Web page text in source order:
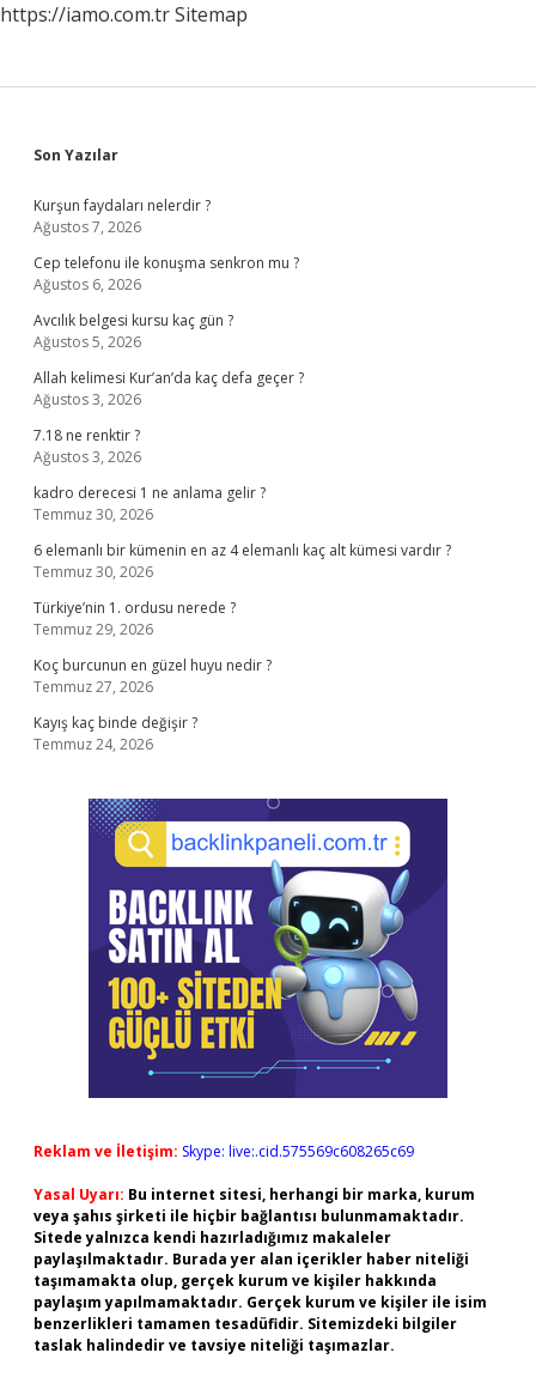
https://iamo.com.trSitemap
Sidebar
Son Yazılar
Kurşun faydaları nelerdir ?
Ağustos 7, 2026
Cep telefonu ile konuşma senkron mu ?
Ağustos 6, 2026
Avcılık belgesi kursu kaç gün ?
Ağustos 5, 2026
Allah kelimesi Kur’an’da kaç defa geçer ?
Ağustos 3, 2026
7.18 ne renktir ?
Ağustos 3, 2026
kadro derecesi 1 ne anlama gelir ?
Temmuz 30, 2026
6 elemanlı bir kümenin en az 4 elemanlı kaç alt kümesi vardır ?
Temmuz 30, 2026
Türkiye’nin 1. ordusu nerede ?
Temmuz 29, 2026
Koç burcunun en güzel huyu nedir ?
Temmuz 27, 2026
Kayış kaç binde değişir ?
Temmuz 24, 2026
Reklam ve İletişim: Skype: live:.cid.575569c608265c69
Yasal Uyarı: Bu internet sitesi, herhangi bir marka, kurum
veya şahıs şirketi ile hiçbir bağlantısı bulunmamaktadır.
Sitede yalnızca kendi hazırladığımız makaleler
paylaşılmaktadır. Burada yer alan içerikler haber niteliği
taşımamakta olup, gerçek kurum ve kişiler hakkında
paylaşım yapılmamaktadır. Gerçek kurum ve kişiler ile isim
benzerlikleri tamamen tesadüfidir. Sitemizdeki bilgiler
taslak halindedir ve tavsiye niteliği taşımazlar.